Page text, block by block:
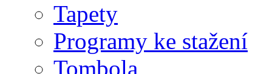
Tapety
Programy ke stažení
Tombola